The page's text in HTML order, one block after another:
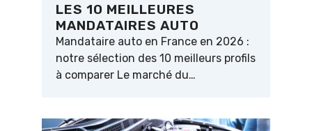
LES 10 MEILLEURES
MANDATAIRES AUTO
Mandataire auto en France en 2026 :
notre sélection des 10 meilleurs profils
à comparer Le marché du…